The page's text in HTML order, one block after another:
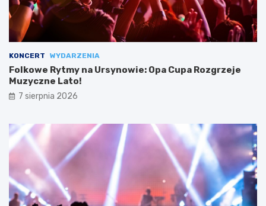
KONCERT WYDARZENIA
Folkowe Rytmy na Ursynowie: Opa Cupa Rozgrzeje
Muzyczne Lato!
7 sierpnia 2026